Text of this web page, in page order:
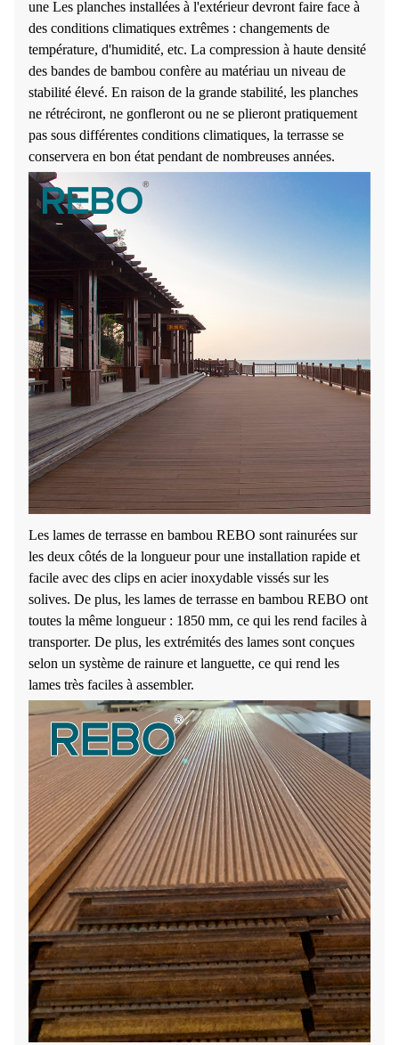
une Les planches installées à l'extérieur devront faire face à
des conditions climatiques extrêmes : changements de
température, d'humidité, etc. La compression à haute densité
des bandes de bambou confère au matériau un niveau de
stabilité élevé. En raison de la grande stabilité, les planches
ne rétréciront, ne gonfleront ou ne se plieront pratiquement
pas sous différentes conditions climatiques, la terrasse se
conservera en bon état pendant de nombreuses années.
Les lames de terrasse en bambou REBO sont rainurées sur
les deux côtés de la longueur pour une installation rapide et
facile avec des clips en acier inoxydable vissés sur les
solives. De plus, les lames de terrasse en bambou REBO ont
toutes la même longueur : 1850 mm, ce qui les rend faciles à
transporter. De plus, les extrémités des lames sont conçues
selon un système de rainure et languette, ce qui rend les
lames très faciles à assembler.